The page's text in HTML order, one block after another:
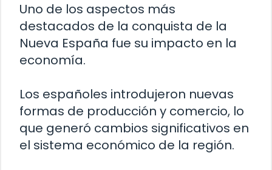
Uno de los aspectos más
destacados de la conquista de la
Nueva España fue su impacto en la
economía.
Los españoles introdujeron nuevas
formas de producción y comercio, lo
que generó cambios significativos en
el sistema económico de la región.